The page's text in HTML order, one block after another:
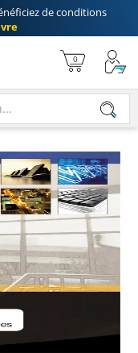
deconditions